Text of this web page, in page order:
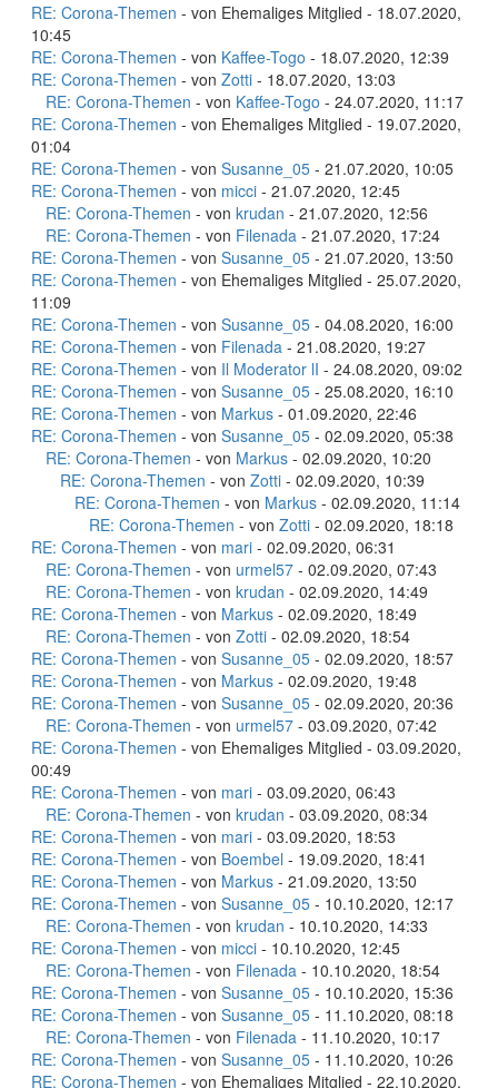
RE: Corona-Themen - von Ehemaliges Mitglied - 18.07.2020,
10:45
RE: Corona-Themen - von Kaffee-Togo - 18.07.2020, 12:39
RE: Corona-Themen - von Zotti - 18.07.2020, 13:03
RE: Corona-Themen - von Kaffee-Togo - 24.07.2020, 11:17
RE: Corona-Themen - von Ehemaliges Mitglied - 19.07.2020,
01:04
RE: Corona-Themen - von Susanne_05 - 21.07.2020, 10:05
RE: Corona-Themen - von micci - 21.07.2020, 12:45
RE: Corona-Themen - von krudan - 21.07.2020, 12:56
RE: Corona-Themen - von Filenada - 21.07.2020, 17:24
RE: Corona-Themen - von Susanne_05 - 21.07.2020, 13:50
RE: Corona-Themen - von Ehemaliges Mitglied - 25.07.2020,
11:09
RE: Corona-Themen - von Susanne_05 - 04.08.2020, 16:00
RE: Corona-Themen - von Filenada - 21.08.2020, 19:27
RE: Corona-Themen - von Il Moderator lI - 24.08.2020, 09:02
RE: Corona-Themen - von Susanne_05 - 25.08.2020, 16:10
RE: Corona-Themen - von Markus - 01.09.2020, 22:46
RE: Corona-Themen - von Susanne_05 - 02.09.2020, 05:38
RE: Corona-Themen - von Markus - 02.09.2020, 10:20
RE: Corona-Themen - von Zotti - 02.09.2020, 10:39
RE: Corona-Themen - von Markus - 02.09.2020, 11:14
RE: Corona-Themen - von Zotti - 02.09.2020, 18:18
RE: Corona-Themen - von mari - 02.09.2020, 06:31
RE: Corona-Themen - von urmel57 - 02.09.2020, 07:43
RE: Corona-Themen - von krudan - 02.09.2020, 14:49
RE: Corona-Themen - von Markus - 02.09.2020, 18:49
RE: Corona-Themen - von Zotti - 02.09.2020, 18:54
RE: Corona-Themen - von Susanne_05 - 02.09.2020, 18:57
RE: Corona-Themen - von Markus - 02.09.2020, 19:48
RE: Corona-Themen - von Susanne_05 - 02.09.2020, 20:36
RE: Corona-Themen - von urmel57 - 03.09.2020, 07:42
RE: Corona-Themen - von Ehemaliges Mitglied - 03.09.2020,
00:49
RE: Corona-Themen - von mari - 03.09.2020, 06:43
RE: Corona-Themen - von krudan - 03.09.2020, 08:34
RE: Corona-Themen - von mari - 03.09.2020, 18:53
RE: Corona-Themen - von Boembel - 19.09.2020, 18:41
RE: Corona-Themen - von Markus - 21.09.2020, 13:50
RE: Corona-Themen - von Susanne_05 - 10.10.2020, 12:17
RE: Corona-Themen - von krudan - 10.10.2020, 14:33
RE: Corona-Themen - von micci - 10.10.2020, 12:45
RE: Corona-Themen - von Filenada - 10.10.2020, 18:54
RE: Corona-Themen - von Susanne_05 - 10.10.2020, 15:36
RE: Corona-Themen - von Susanne_05 - 11.10.2020, 08:18
RE: Corona-Themen - von Filenada - 11.10.2020, 10:17
RE: Corona-Themen - von Susanne_05 - 11.10.2020, 10:26
RE: Corona-Themen - von Ehemaliges Mitglied - 22.10.2020,